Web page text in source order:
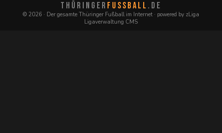
THÜRINGER FUSSBALL .DE
© 2026 · Der gesamte Thüringer Fußball im Internet · powered by zLiga
Ligaverwaltung CMS